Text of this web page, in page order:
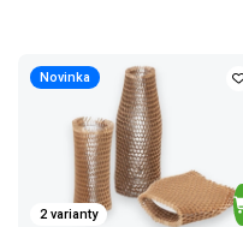
Novinka
2 varianty